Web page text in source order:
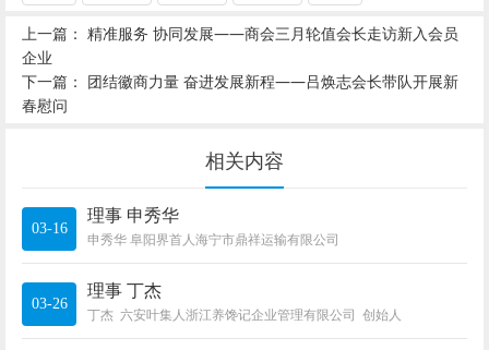
上一篇： 精准服务 协同发展——商会三月轮值会长走访新入会员
企业
下一篇： 团结徽商力量 奋进发展新程——吕焕志会长带队开展新
春慰问
相关内容
03-16
理事 申秀华
申秀华 阜阳界首人海宁市鼎祥运输有限公司
03-26
理事 丁杰
丁杰 六安叶集人浙江养馋记企业管理有限公司 创始人